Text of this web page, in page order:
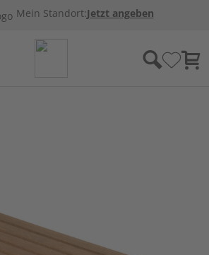
Mein Standort:Jetzt angeben